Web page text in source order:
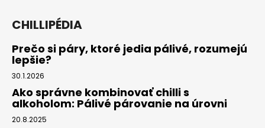
CHILLIPÉDIA
Prečo si páry, ktoré jedia pálivé, rozumejú
lepšie?
30.1.2026
Ako správne kombinovať chilli s
alkoholom: Pálivé párovanie na úrovni
20.8.2025